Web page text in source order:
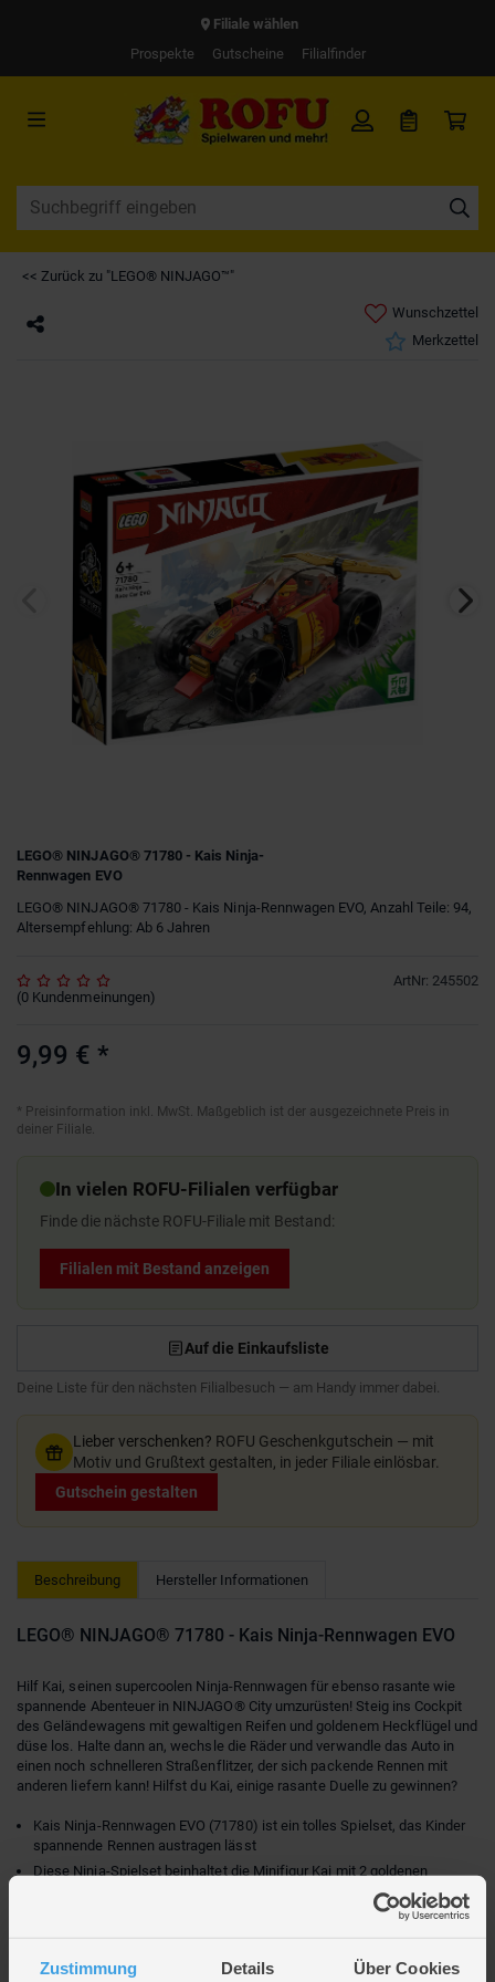
Zustimmung Details Über Cookies
Filiale wählen
Prospekte
Gutscheine Filialfinder
<< Zurück zu "LEGO® NINJAGO™"
Wunschzettel
Merkzettel
LEGO® NINJAGO® 71780 - Kais Ninja-
Rennwagen EVO
LEGO® NINJAGO® 71780 - Kais Ninja-Rennwagen EVO, Anzahl Teile: 94,
Altersempfehlung: Ab 6 Jahren
ArtNr: 245502
(0 Kundenmeinungen)
9,99 € *
* Preisinformation inkl. MwSt. Maßgeblich ist der ausgezeichnete Preis in
deiner Filiale.
In vielen ROFU-Filialen verfügbar
Finde die nächste ROFU-Filiale mit Bestand:
Filialen mit Bestand anzeigen
Auf die Einkaufsliste
Deine Liste für den nächsten Filialbesuch — am Handy immer dabei.
Lieber verschenken? ROFU Geschenkgutschein — mit
Motiv und Grußtext gestalten, in jeder Filiale einlösbar.
Gutschein gestalten
Beschreibung Hersteller Informationen
LEGO® NINJAGO® 71780 - Kais Ninja-Rennwagen EVO
Hilf Kai, seinen supercoolen Ninja-Rennwagen für ebenso rasante wie
spannende Abenteuer in NINJAGO® City umzurüsten! Steig ins Cockpit
des Geländewagens mit gewaltigen Reifen und goldenem Heckflügel und
düse los. Halte dann an, wechsle die Räder und verwandle das Auto in
einen noch schnelleren Straßenflitzer, der sich packende Rennen mit
anderen liefern kann! Hilfst du Kai, einige rasante Duelle zu gewinnen?
Kais Ninja-Rennwagen EVO (71780) ist ein tolles Spielset, das Kinder
spannende Rennen austragen lässt
Diese Ninja-Spielset beinhaltet die Minifigur Kai mit 2 goldenen
Katanas, die ins Cockpit gesetzt werden kann, um das Ninja-Auto zu